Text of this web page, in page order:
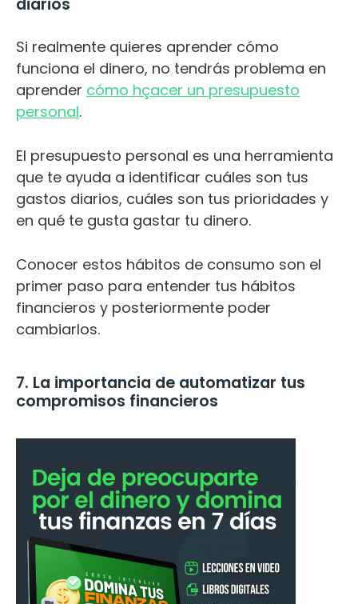
Si realmente quieres aprender cómo
funciona el dinero, no tendrás problema en
aprender cómo hçacer un presupuesto
personal.
El presupuesto personal es una herramienta
que te ayuda a identificar cuáles son tus
gastos diarios, cuáles son tus prioridades y
en qué te gusta gastar tu dinero.
Conocer estos hábitos de consumo son el
primer paso para entender tus hábitos
financieros y posteriormente poder
cambiarlos.
7. La importancia de automatizar tus
compromisos financieros